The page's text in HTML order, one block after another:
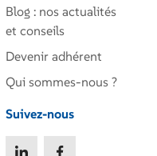
Blog : nos actualités
et conseils
Devenir adhérent
Qui sommes-nous ?
Suivez-nous